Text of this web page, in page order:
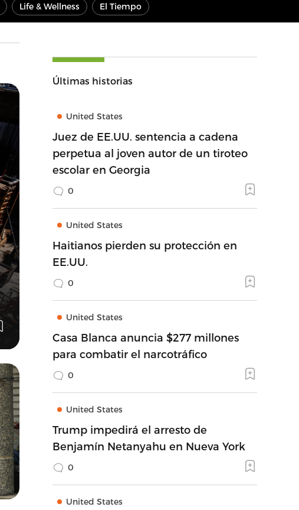
Life & Wellness El Tiempo
Últimas historias
United States
Juez de EE.UU. sentencia a cadena
perpetua al joven autor de un tiroteo
escolar en Georgia
0
United States
Haitianos pierden su protección en
EE.UU.
0
United States
Casa Blanca anuncia $277 millones
para combatir el narcotráfico
0
United States
Trump impedirá el arresto de
Benjamín Netanyahu en Nueva York
0
United States